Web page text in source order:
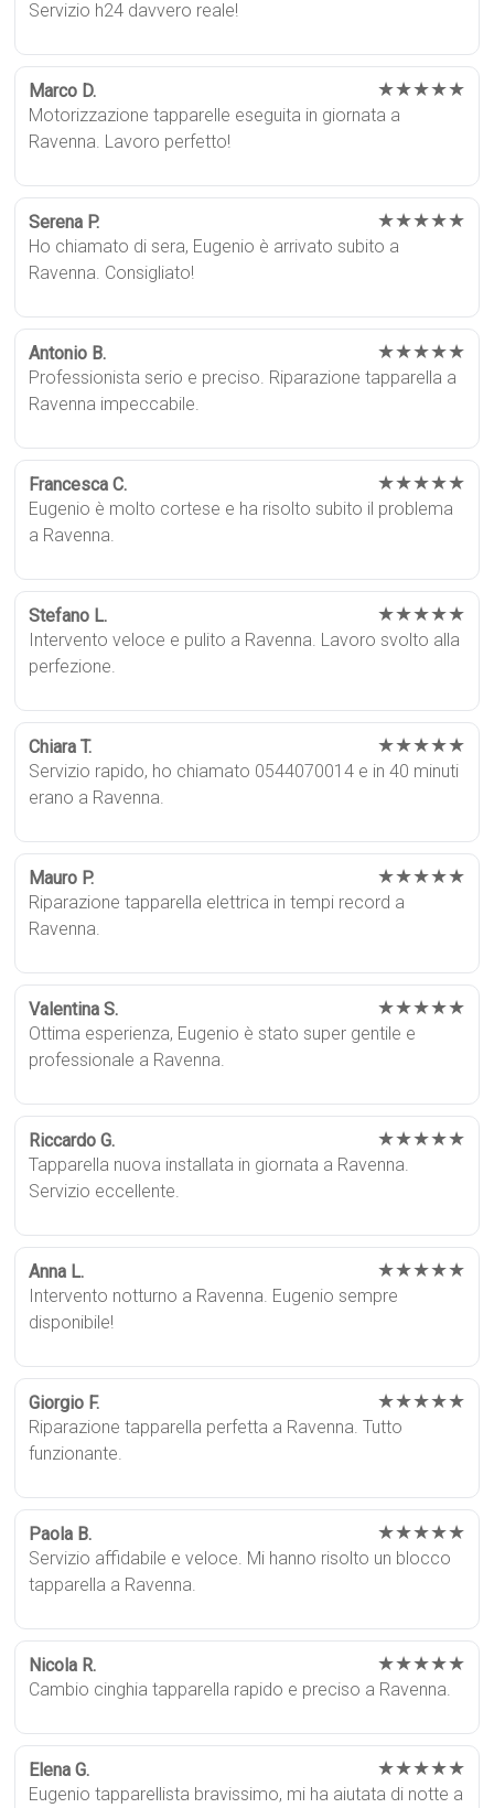
Servizio h24 davvero reale!
Marco D. ★★★★★
Motorizzazione tapparelle eseguita in giornata a
Ravenna. Lavoro perfetto!
Serena P. ★★★★★
Ho chiamato di sera, Eugenio è arrivato subito a
Ravenna. Consigliato!
Antonio B. ★★★★★
Professionista serio e preciso. Riparazione tapparella a
Ravenna impeccabile.
Francesca C. ★★★★★
Eugenio è molto cortese e ha risolto subito il problema
a Ravenna.
Stefano L. ★★★★★
Intervento veloce e pulito a Ravenna. Lavoro svolto alla
perfezione.
Chiara T. ★★★★★
Servizio rapido, ho chiamato 0544070014 e in 40 minuti
erano a Ravenna.
Mauro P. ★★★★★
Riparazione tapparella elettrica in tempi record a
Ravenna.
Valentina S. ★★★★★
Ottima esperienza, Eugenio è stato super gentile e
professionale a Ravenna.
Riccardo G. ★★★★★
Tapparella nuova installata in giornata a Ravenna.
Servizio eccellente.
Anna L. ★★★★★
Intervento notturno a Ravenna. Eugenio sempre
disponibile!
Giorgio F. ★★★★★
Riparazione tapparella perfetta a Ravenna. Tutto
funzionante.
Paola B. ★★★★★
Servizio affidabile e veloce. Mi hanno risolto un blocco
tapparella a Ravenna.
Nicola R. ★★★★★
Cambio cinghia tapparella rapido e preciso a Ravenna.
Elena G. ★★★★★
Eugenio tapparellista bravissimo, mi ha aiutata di notte a